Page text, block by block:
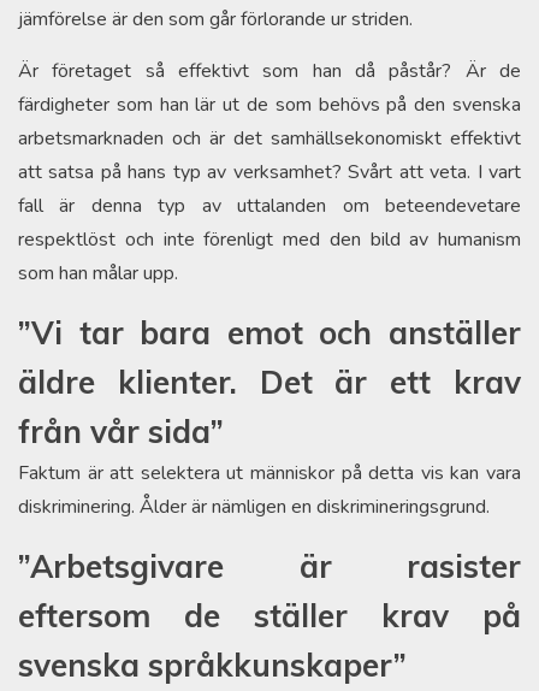
jämförelse är den som går förlorande ur striden.
Är företaget så effektivt som han då påstår? Är de
färdigheter som han lär ut de som behövs på den svenska
arbetsmarknaden och är det samhällsekonomiskt effektivt
att satsa på hans typ av verksamhet? Svårt att veta. I vart
fall är denna typ av uttalanden om beteendevetare
respektlöst och inte förenligt med den bild av humanism
som han målar upp.
”Vi tar bara emot och anställer
äldre klienter. Det är ett krav
från vår sida”
Faktum är att selektera ut människor på detta vis kan vara
diskriminering. Ålder är nämligen en diskrimineringsgrund.
”Arbetsgivare är rasister
eftersom de ställer krav på
svenska språkkunskaper”